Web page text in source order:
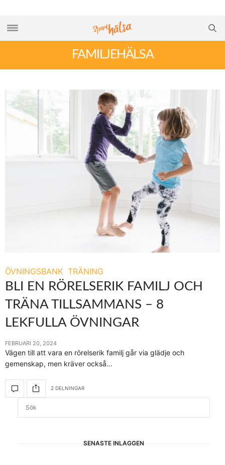
FAMILJEHÄLSA
ÖVNINGSBANK TRÄNING
BLI EN RÖRELSERIK FAMILJ OCH
TRÄNA TILLSAMMANS – 8
LEKFULLA ÖVNINGAR
FEBRUARI 20, 2024
Vägen till att vara en rörelserik familj går via glädje och
gemenskap, men kräver också…
2 DELNINGAR
SENASTE INLÄGGEN